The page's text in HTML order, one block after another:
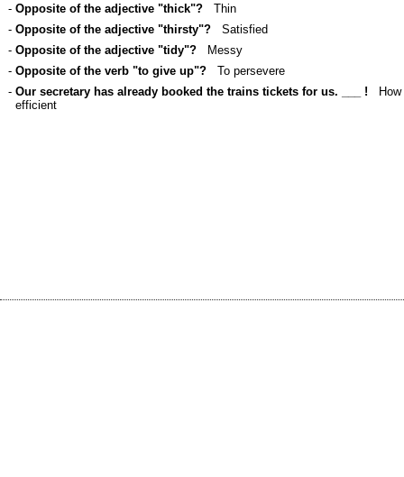
- Opposite of the adjective "thick"?Thin
- Opposite of the adjective "thirsty"?Satisfied
- Opposite of the adjective "tidy"?Messy
- Opposite of the verb "to give up"?To persevere
- Our secretary has already booked the trains tickets for us. ___ ! How
efficient